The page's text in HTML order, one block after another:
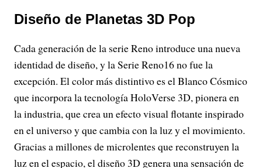
Diseño de Planetas 3D Pop
Cada generación de la serie Reno introduce una nueva
identidad de diseño, y la Serie Reno16 no fue la
excepción. El color más distintivo es el Blanco Cósmico
que incorpora la tecnología HoloVerse 3D, pionera en
la industria, que crea un efecto visual flotante inspirado
en el universo y que cambia con la luz y el movimiento.
Gracias a millones de microlentes que reconstruyen la
luz en el espacio, el diseño 3D genera una sensación de